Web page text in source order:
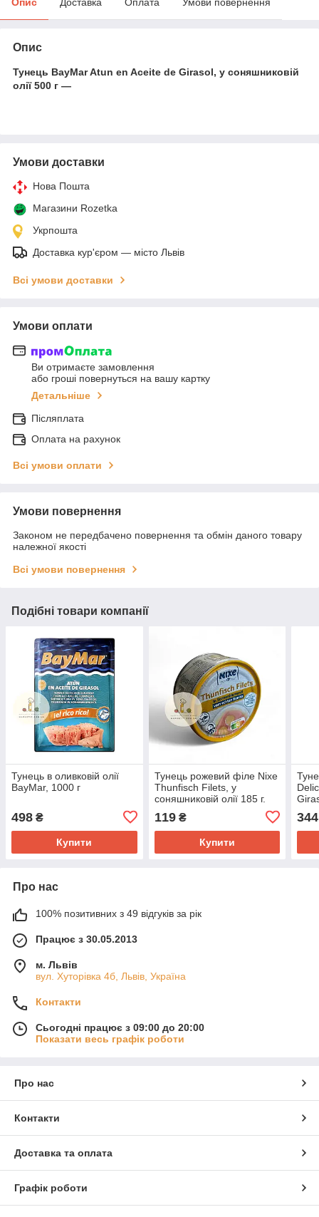
Опис
Тунець BayMar Atun en Aceite de Girasol, у соняшниковій
олії 500 г —
Умови доставки
Нова Пошта
Магазини Rozetka
Укрпошта
Доставка кур'єром — місто Львів
Всі умови доставки
Умови оплати
Ви отримаєте замовлення
або гроші повернуться на вашу картку
Детальніше
Післяплата
Оплата на рахунок
Всі умови оплати
Умови повернення
Законом не передбачено повернення та обмін даного товару
належної якості
Всі умови повернення
Подібні товари компанії
Тунець в оливковій олії
BayMar, 1000 г
498 ₴
Купити
Тунець рожевий філе Nixe
Thunfisch Filets, у
соняшниковій олії 185 г.
119₴
Купити
344
Про нас
100% позитивних з 49 відгуків за рік
Працює з 30.05.2013
м. Львів
вул. Хуторівка 4б, Львів, Україна
Контакти
Сьогодні працює з 09:00 до 20:00
Показати весь графік роботи
Про нас
Контакти
Доставка та оплата
Графік роботи